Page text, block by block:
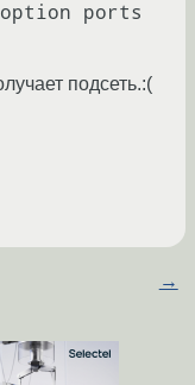
ports
подсеть.:(
→